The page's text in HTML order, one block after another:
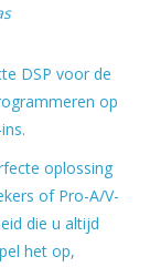
DSP voor de
op
oplossing
of Pro-A/V-
die u altijd
het op,